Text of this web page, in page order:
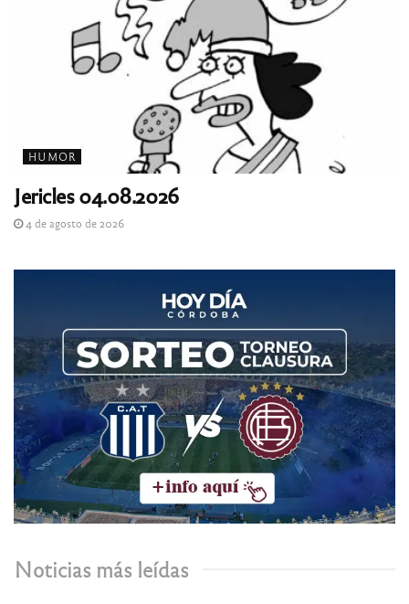
HUMOR
Jericles 04.08.2026
4 de agosto de 2026
Noticias más leídas